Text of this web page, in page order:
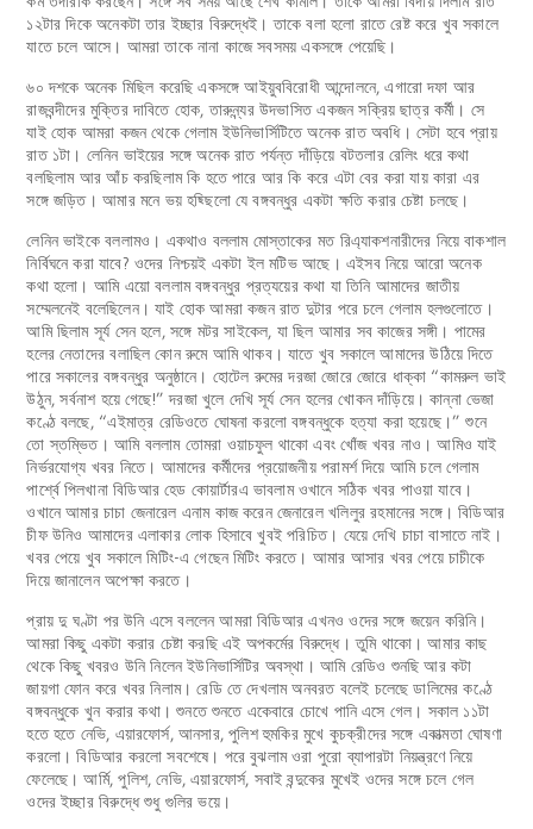
১২টার দিকে অনেকটা তার ইচ্ছার বিরুদ্ধেই। তাকে বলা হলো রাতে রেষ্ট করে খুব সকালে
যাতে চলে আসে। আমরা তাকে নানা কাজে সবসময় একসঙ্গে পেয়েছি।
৬০ দশকে অনেক মিছিল করেছি একসঙ্গে আইয়ুববিরোধী আন্দোলনে, এগারো দফা আর
রাজবন্দীদের মুক্তির দাবিতে হোক, তারুন্ন্যর উদভাসিত একজন সক্রিয় ছাত্র কর্মী। সে
যাই হোক আমরা কজন থেকে গেলাম ইউনিভার্সিটিতে অনেক রাত অবধি। সেটা হবে প্রায়
রাত ১টা। লেনিন ভাইয়ের সঙ্গে অনেক রাত পর্যন্ত দাঁড়িয়ে বটতলার রেলিং ধরে কথা
বলছিলাম আর আঁচ করছিলাম কি হতে পারে আর কি করে এটা বের করা যায় কারা এর
সঙ্গে জড়িত। আমার মনে ভয় হছ্ছিলো যে বঙ্গবন্ধুর একটা ক্ষতি করার চেষ্টা চলছে।
লেনিন ভাইকে বললামও। একথাও বললাম মোস্তাকের মত রিএ্যাকশনারীদের নিয়ে বাকশাল
নির্বিঘনে করা যাবে? ওদের নিশ্চয়ই একটা ইল মটিভ আছে। এইসব নিয়ে আরো অনেক
কথা হলো। আমি এয়ো বললাম বঙ্গবন্ধুর প্রত্যয়ের কথা যা তিনি আমাদের জাতীয়
সম্মেলনেই বলেছিলেন। যাই হোক আমরা কজন রাত দুটার পরে চলে গেলাম হলগুলোতে।
আমি ছিলাম সূর্য সেন হলে, সঙ্গে মটর সাইকেল, যা ছিল আমার সব কাজের সঙ্গী। পামের
হলের নেতাদের বলাছিল কোন রুমে আমি থাকব। যাতে খুব সকালে আমাদের উঠিয়ে দিতে
পারে সকালের বঙ্গবন্ধুর অনুষ্ঠানে। হোটেল রুমের দরজা জোরে জোরে ধাক্কা “কামরুল ভাই
উঠুন, সর্বনাশ হয়ে গেছে!” দরজা খুলে দেখি সূর্য সেন হলের খোকন দাঁড়িয়ে। কান্না ভেজা
কণ্ঠে বলছে, “এইমাত্র রেডিওতে ঘোষনা করলো বঙ্গবন্ধুকে হত্যা করা হয়েছে।” শুনে
তো স্তম্ভিত। আমি বললাম তোমরা ওয়াচফুল থাকো এবং খোঁজ খবর নাও। আমিও যাই
নির্ভরযোগ্য খবর নিতে। আমাদের কর্মীদের প্রয়োজনীয় পরামর্শ দিয়ে আমি চলে গেলাম
পার্শ্বে পিলখানা বিডিআর হেড কোয়ার্টারএ ভাবলাম ওখানে সঠিক খবর পাওয়া যাবে।
ওখানে আমার চাচা জেনারেল এনাম কাজ করেন জেনারেল খলিলুর রহমানের সঙ্গে। বিডিআর
চীফ উনিও আমাদের এলাকার লোক হিসাবে খুবই পরিচিত। যেয়ে দেখি চাচা বাসাতে নাই।
খবর পেয়ে খুব সকালে মিটিং-এ গেছেন মিটিং করতে। আমার আসার খবর পেয়ে চাচীকে
দিয়ে জানালেন অপেক্ষা করতে।
প্রায় দু ঘণ্টা পর উনি এসে বললেন আমরা বিডিআর এখনও ওদের সঙ্গে জয়েন করিনি।
আমরা কিছু একটা করার চেষ্টা করছি এই অপকর্মের বিরুদ্ধে। তুমি থাকো। আমার কাছ
থেকে কিছু খবরও উনি নিলেন ইউনিভার্সিটির অবস্থা। আমি রেডিও শুনছি আর কটা
জায়গা ফোন করে খবর নিলাম। রেডি তে দেখলাম অনবরত বলেই চলেছে ডালিমের কণ্ঠে
বঙ্গবন্ধুকে খুন করার কথা। শুনতে শুনতে একেবারে চোখে পানি এসে গেল। সকাল ১১টা
হতে হতে নেভি, এয়ারফোর্স, আনসার, পুলিশ হুমকির মুখে কুচক্রীদের সঙ্গে একাত্মতা ঘোষণা
করলো। বিডিআর করলো সবশেষে। পরে বুঝলাম ওরা পুরো ব্যাপারটা নিয়ন্ত্রণে নিয়ে
ফেলেছে। আর্মি, পুলিশ, নেভি, এয়ারফোর্স, সবাই বন্দুকের মুখেই ওদের সঙ্গে চলে গেল
ওদের ইচ্ছার বিরুদ্ধে শুধু গুলির ভয়ে।